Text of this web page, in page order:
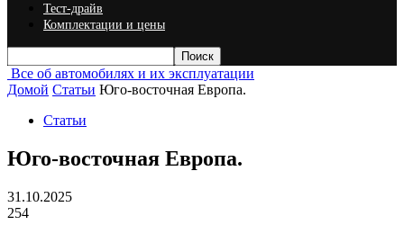
Тест-драйв
Комплектации и цены
Все об автомобилях и их эксплуатации
Домой Статьи Юго-восточная Европа.
Статьи
Юго-восточная Европа.
31.10.2025
254